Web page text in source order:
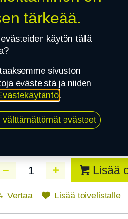
valitset asennuksen, pääset
175/70R14 88T TRIANGLE SNOWLION
Lisää
Vertaa Lisää toivelistalle
tärkeää.
käytön tällä
sivuston
evästeistä ja niiden
.
välttämättömät evästeet